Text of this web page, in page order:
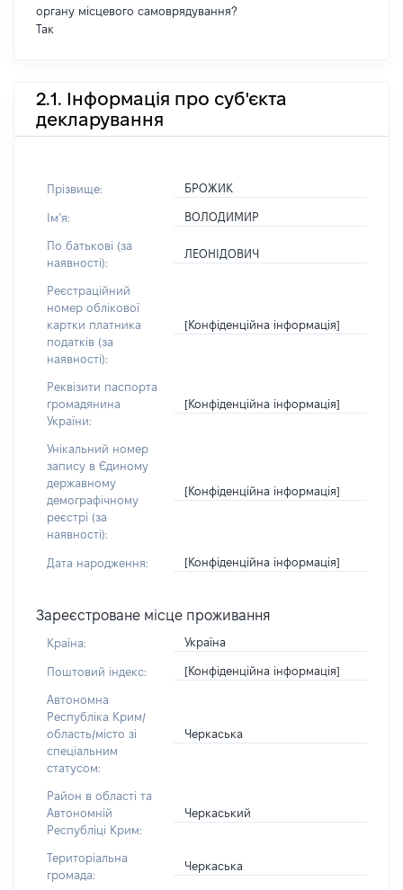
органу місцевого самоврядування?
Так
2.1. Інформація про суб'єкта
декларування
Прізвище: БРОЖИК
Імʼя: ВОЛОДИМИР
По батькові (за
наявності):
ЛЕОНІДОВИЧ
Реєстраційний
номер облікової
картки платника
податків (за
наявності):
[Конфіденційна інформація]
Реквізити паспорта
громадянина
України:
[Конфіденційна інформація]
Унікальний номер
запису в Єдиному
державному
демографічному
реєстрі (за
наявності):
[Конфіденційна інформація]
Дата народження: [Конфіденційна інформація]
Зареєстроване місце проживання
Країна: Україна
Поштовий індекс: [Конфіденційна інформація]
Автономна
Республіка Крим/
область/місто зі
спеціальним
статусом:
Черкаська
Район в області та
Автономній
Республіці Крим:
Черкаський
Територіальна
громада:
Черкаська